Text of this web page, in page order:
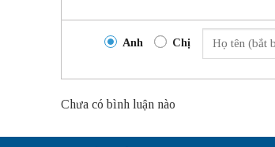
Anh Chị
Chưa có bình luận nào